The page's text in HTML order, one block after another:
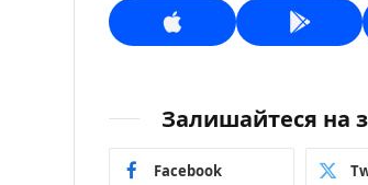
Залишайтеся на
Facebook